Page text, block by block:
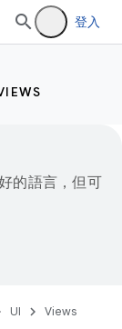
登入
的語言，但可
UI Views